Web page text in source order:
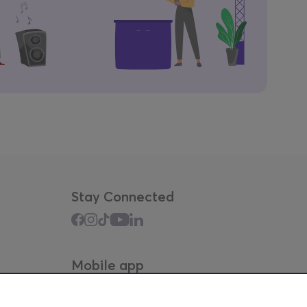
Stay Connected
Mobile app